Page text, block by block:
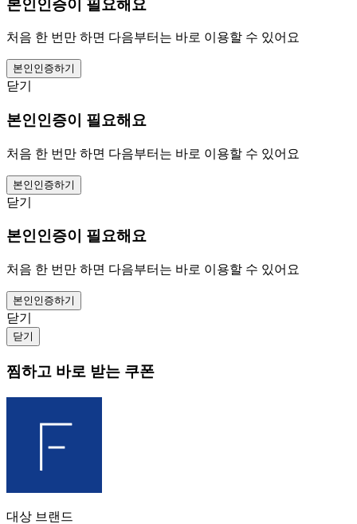
본인인증이 필요해요
처음 한 번만 하면 다음부터는 바로 이용할 수 있어요
본인인증하기
닫기
본인인증이 필요해요
처음 한 번만 하면 다음부터는 바로 이용할 수 있어요
본인인증하기
닫기
본인인증이 필요해요
처음 한 번만 하면 다음부터는 바로 이용할 수 있어요
본인인증하기
닫기
닫기
찜하고 바로 받는 쿠폰
대상 브랜드